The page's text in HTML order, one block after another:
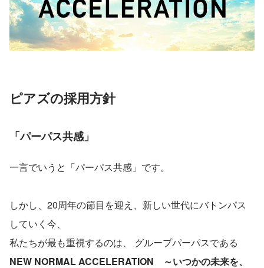
ピアズの採用方針
「パーパス共感」
一言でいうと「パーパス共感」です。
しかし、20周年の節目を迎え、新しい世代にバトンパス
していく今、
私たちが最も重視するのは、 グループパーパスである
NEW NORMAL ACCELERATION　～いつかの未来を、